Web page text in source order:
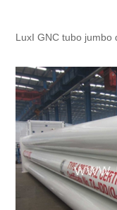
LuxI GNC tubo jumbo